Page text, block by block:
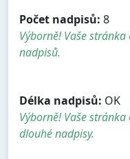
Počet nadpisů: 8
Výborně! Vaše
nadpisů.
Délka nadpisů: OK
Výborně! Vaše
dlouhé nadpisy.